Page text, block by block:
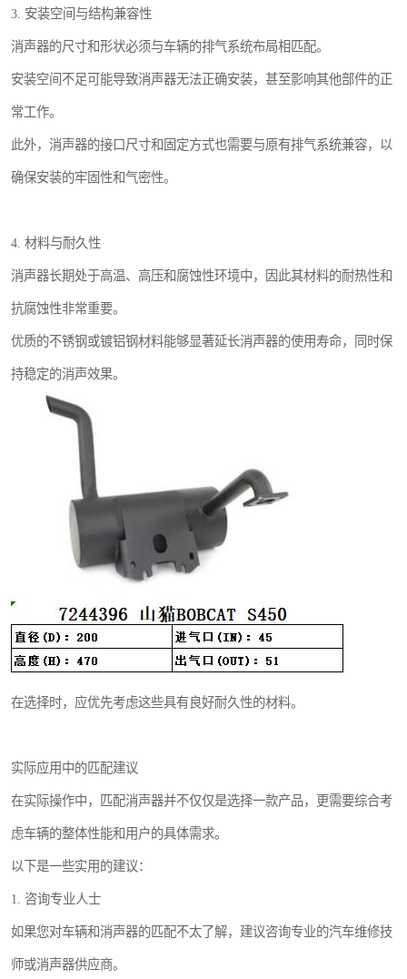
3. 安装空间与结构兼容性
消声器的尺寸和形状必须与车辆的排气系统布局相匹配。
安装空间不足可能导致消声器无法正确安装，甚至影响其他部件的正
常工作。
此外，消声器的接口尺寸和固定方式也需要与原有排气系统兼容，以
确保安装的牢固性和气密性。
4. 材料与耐久性
消声器长期处于高温、高压和腐蚀性环境中，因此其材料的耐热性和
抗腐蚀性非常重要。
优质的不锈钢或镀铝钢材料能够显著延长消声器的使用寿命，同时保
持稳定的消声效果。
在选择时，应优先考虑这些具有良好耐久性的材料。
实际应用中的匹配建议
在实际操作中，匹配消声器并不仅仅是选择一款产品，更需要综合考
虑车辆的整体性能和用户的具体需求。
以下是一些实用的建议：
1. 咨询专业人士
如果您对车辆和消声器的匹配不太了解，建议咨询专业的汽车维修技
师或消声器供应商。